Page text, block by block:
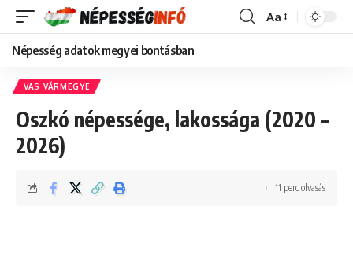
Font
Aa
Népesség adatok megyei bontásban
VAS VÁRMEGYE
Oszkó népessége, lakossága (2020 –
2026)
11 perc olvasás